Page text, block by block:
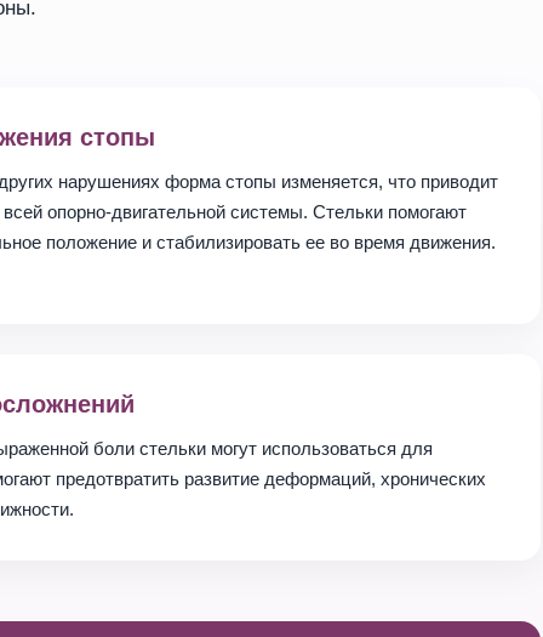
стопы
нарушениях форма стопы изменяется, что приводит
опорно-двигательной системы. Стельки помогают
положение и стабилизировать ее во время движения.
боли стельки могут использоваться для
предотвратить развитие деформаций, хронических